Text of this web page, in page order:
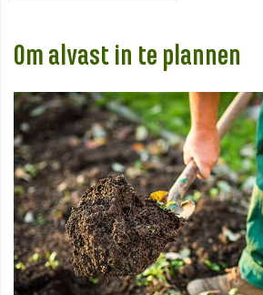
Om alvast in te plannen